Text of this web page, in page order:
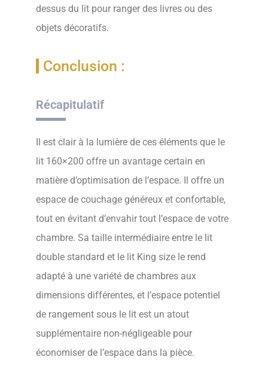
dessus du lit pour ranger des livres ou des
objets décoratifs.
Conclusion :
Récapitulatif
Il est clair à la lumière de ces éléments que le
lit 160×200 offre un avantage certain en
matière d’optimisation de l’espace. Il offre un
espace de couchage généreux et confortable,
tout en évitant d’envahir tout l’espace de votre
chambre. Sa taille intermédiaire entre le lit
double standard et le lit King size le rend
adapté à une variété de chambres aux
dimensions différentes, et l’espace potentiel
de rangement sous le lit est un atout
supplémentaire non-négligeable pour
économiser de l’espace dans la pièce.